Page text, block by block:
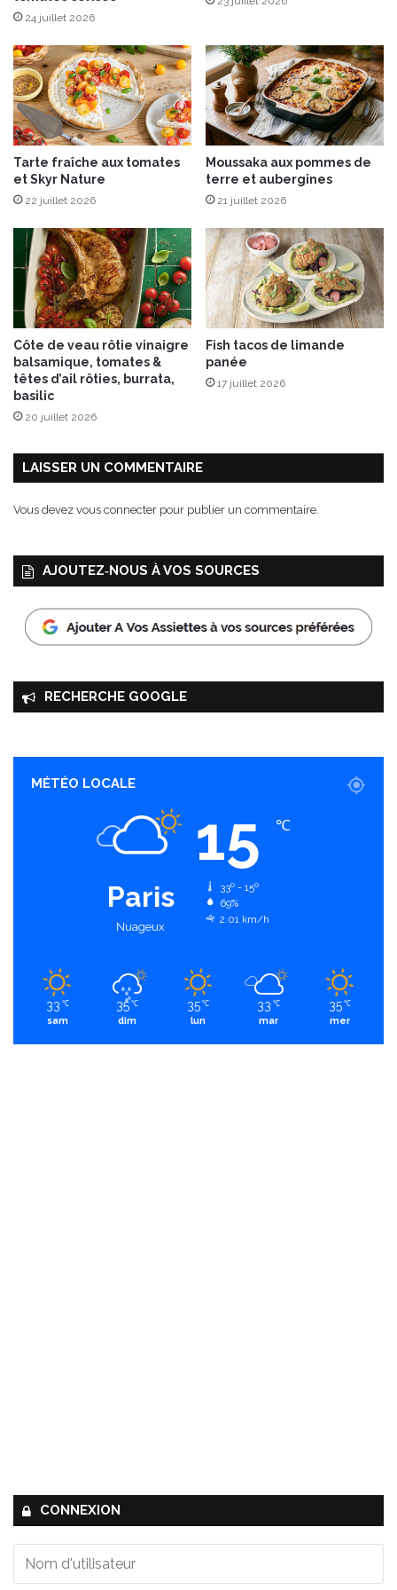
a
i
b
o
24 juillet 2026
Tarte fraîche aux tomates
et Skyr Nature
22 juillet 2026
Moussaka aux pommes de
terre et aubergines
21 juillet 2026
Côte de veau rôtie vinaigre
balsamique, tomates &
têtes d’ail rôties, burrata,
basilic
20 juillet 2026
Fish tacos de limande
panée
17 juillet 2026
LAISSER UN COMMENTAIRE
Vous devez vous connecter pour publier un commentaire.
AJOUTEZ‑NOUS À VOS SOURCES
RECHERCHE GOOGLE
MÉTÉO LOCALE
Paris
Nuageux
15 ℃
33º - 15º
69%
2.01 km/h
33 ℃
sam
35 ℃
dim
35 ℃
lun
33 ℃
mar
35 ℃
mer
CONNEXION